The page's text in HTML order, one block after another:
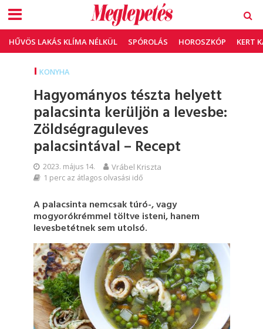
HŰVÖS LAKÁS KLÍMA NÉLKÜL SPÓROLÁS HOROSZKÓP KERT
KONYHA
Hagyományos tészta helyett
palacsinta kerüljön a levesbe:
Zöldségraguleves
palacsintával – Recept
2023. május 14. Vrábel Kriszta
1 perc az átlagos olvasási idő
A palacsinta nemcsak túró-, vagy
mogyorókrémmel töltve isteni, hanem
levesbetétnek sem utolsó.